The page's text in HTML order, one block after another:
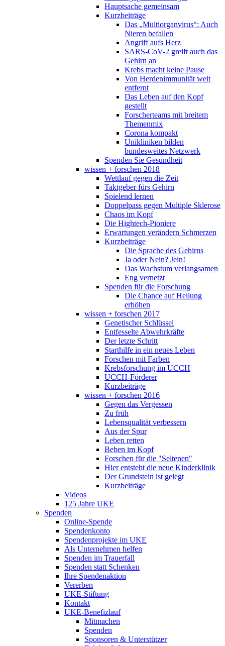
Hauptsache gemeinsam
Kurzbeiträge
Das „Multiorganvirus“: Auch
Nieren befallen
Angriff aufs Herz
SARS-CoV-2 greift auch das
Gehirn an
Krebs macht keine Pause
Von Herdenimmunität weit
entfernt
Das Leben auf den Kopf
gestellt
Forscherteams mit breitem
Themenmix
Corona kompakt
Unikliniken bilden
bundesweites Netzwerk
Spenden Sie Gesundheit
wissen + forschen 2018
Wettlauf gegen die Zeit
Taktgeber fürs Gehirn
Spielend lernen
Doppelpass gegen Multiple Sklerose
Chaos im Kopf
Die Hightech-Pioniere
Erwartungen verändern Schmerzen
Kurzbeiträge
Die Sprache des Gehirns
Ja oder Nein? Jein!
Das Wachstum verlangsamen
Eng vernetzt
Spenden für die Forschung
Die Chance auf Heilung
erhöhen
wissen + forschen 2017
Genetischer Schlüssel
Entfesselte Abwehrkräfte
Der letzte Schritt
Starthilfe in ein neues Leben
Forschen mit Farben
Krebsforschung im UCCH
UCCH-Förderer
Kurzbeiträge
wissen + forschen 2016
Gegen das Vergessen
Zu früh
Lebensqualität verbessern
Aus der Spur
Leben retten
Beben im Kopf
Forschen für die "Seltenen"
Hier entsteht die neue Kinderklinik
Der Grundstein ist gelegt
Kurzbeiträge
Videos
125 Jahre UKE
Spenden
Online-Spende
Spendenkonto
Spendenprojekte im UKE
Als Unternehmen helfen
Spenden im Trauerfall
Spenden statt Schenken
Ihre Spendenaktion
Vererben
UKE-Stiftung
Kontakt
UKE-Benefizlauf
Mitmachen
Spenden
Sponsoren & Unterstützer